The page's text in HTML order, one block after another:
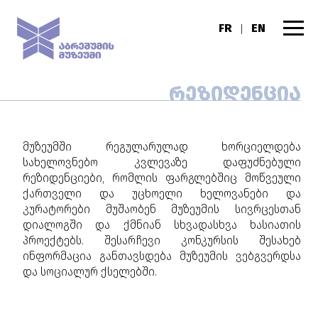
FR | EN
ᲠᲔᲖᲘᲓᲔᲜᲪᲘᲐ
მუზეუმში რეგულარულად ხორციელდება
სახელოვნებო კვლევაზე დაფუძნებული
რეზიდენციები, რომლის ფარგლებშიც მოწვეული
ქართველი და უცხოელი ხელოვანები და
კურატორები მუშაობენ მუზეუმის სივრცესთან
დიალოგში და ქმნიან სხვადასხვა ხასიათის
პროექტებს. შესარჩევი კონკურსის შესახებ
ინფორმაცია განთავსდება მუზეუმის ვებგვერდსა
და სოციალურ ქსელებში.